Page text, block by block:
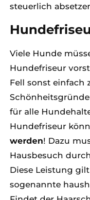
steuerlich
Viele Hunde
Hundefriseur
Fell sonst einfach
für alle
Hundefriseur
werden! Dazu
Hausbesuch
Diese Leistung
sogenannte